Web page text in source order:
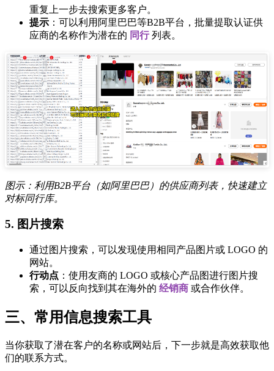
重复上一步去搜索更多客户。
提示 ：可以利用阿里巴巴等B2B平台，批量提取认证供
应商的名称作为潜在的 同行列表。
图示：利用B2B平台（如阿里巴巴）的供应商列表，快速建立
对标同行库。
5. 图片搜索
通过图片搜索，可以发现使用相同产品图片或 LOGO 的
网站。
行动点 ：使用友商的 LOGO 或核心产品图进行图片搜
索，可以反向找到其在海外的 经销商 或合作伙伴。
三、常用信息搜索工具
当你获取了潜在客户的名称或网站后，下一步就是高效获取他
们的联系方式。